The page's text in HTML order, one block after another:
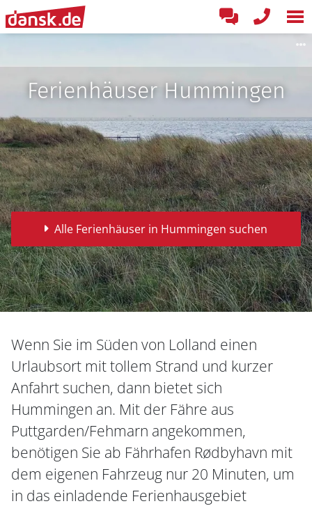
Ferienhäuser Hummingen
Alle Ferienhäuser in Hummingen suchen
Wenn Sie im Süden von Lolland einen
Urlaubsort mit tollem Strand und kurzer
Anfahrt suchen, dann bietet sich
Hummingen an. Mit der Fähre aus
Puttgarden/Fehmarn angekommen,
benötigen Sie ab Fährhafen Rødbyhavn mit
dem eigenen Fahrzeug nur 20 Minuten, um
in das einladende Ferienhausgebiet